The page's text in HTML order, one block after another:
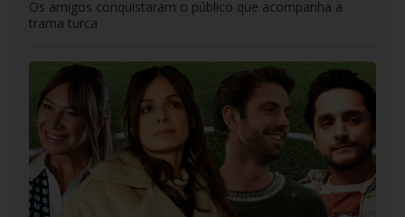
Os amigos conquistaram o público que acompanha a
trama turca